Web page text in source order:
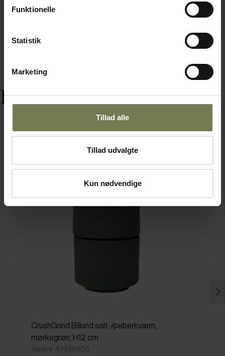
Funktionelle
Statistik
Marketing
Tillad alle
Tillad udvalgte
Kun nødvendige
Relaterede varer
CrushGrind Billund salt-/peberkværn,
mørkegrøn, H12 cm
Varenr: 47496805